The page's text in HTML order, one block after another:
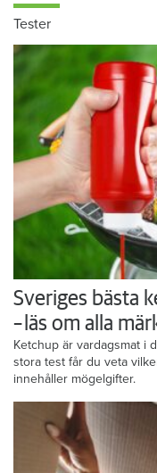
Tester
Sveriges bästa
– läs om alla
Ketchup är vardagsmat i
stora test får du veta
innehåller mögelgifter.